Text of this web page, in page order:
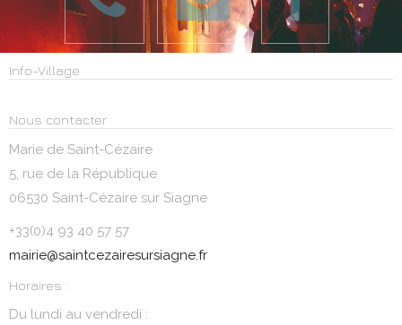
Info-Village
Nous contacter
Marie de Saint-Cézaire
5, rue de la République
06530 Saint-Cézaire sur Siagne
+33(0)4 93 40 57 57
mairie@saintcezairesursiagne.fr
Horaires :
Du lundi au vendredi :